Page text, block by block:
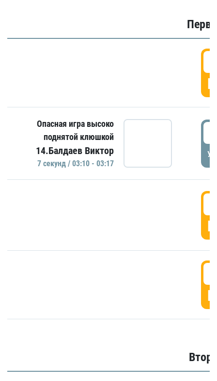
Опасная игра высоко
поднятой клюшкой
14.Балдаев Виктор
7 секунд / 03:10 - 03:17